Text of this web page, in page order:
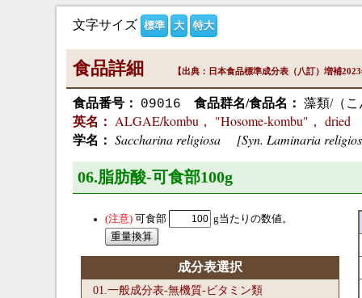
文字サイズ 標準 大 特大
食品詳細 【出典：日本食品標準成分表（八訂）増補
食品番号： 09016 食品群名/食品名： 藻類/（
英名：
ALGAE/kombu， "Hosome-kombu"， dried
学名： Saccharina religiosa [Syn. Laminaria
06.脂肪酸-可食部100g
可食部 g当たりの数値。
成分表選択
01.一般成分表-無機質-ビタミン類